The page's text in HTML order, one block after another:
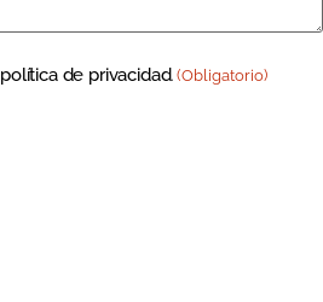
política de privacidad. (Obligatorio)